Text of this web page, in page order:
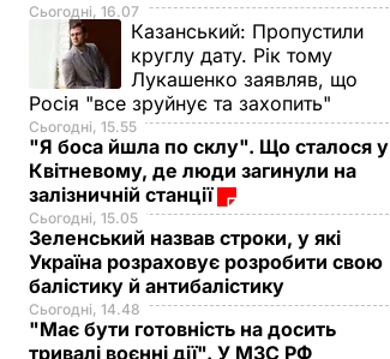
Сьогодні, 16.07
Казанський: Пропустили
круглу дату. Рік тому
Лукашенко заявляв, що
Росія "все зруйнує та захопить"
Сьогодні, 15.55
"Я боса йшла по склу". Що сталося у
Квітневому, де люди загинули на
залізничній станції
Сьогодні, 15.05
Зеленський назвав строки, у які
Україна розраховує розробити свою
балістику й антибалістику
Сьогодні, 14.48
"Має бути готовність на досить
тривалі воєнні дії". У МЗС РФ